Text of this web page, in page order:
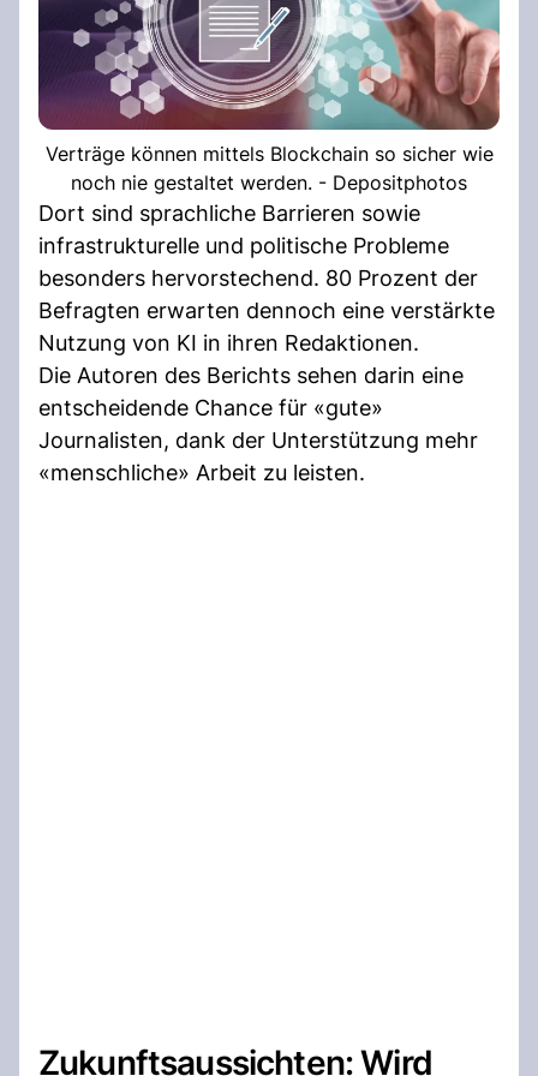
Verträge können mittels Blockchain so sicher wie
noch nie gestaltet werden. - Depositphotos
Dort sind sprachliche Barrieren sowie
infrastrukturelle und politische Probleme
besonders hervorstechend. 80 Prozent der
Befragten erwarten dennoch eine verstärkte
Nutzung von KI in ihren Redaktionen.
Die Autoren des Berichts sehen darin eine
entscheidende Chance für «gute»
Journalisten, dank der Unterstützung mehr
«menschliche» Arbeit zu leisten.
Zukunftsaussichten: Wird